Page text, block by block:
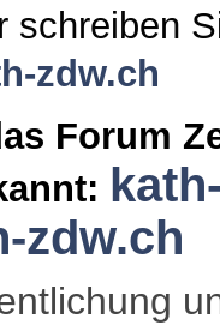
schreiben
zdw.ch
Forum
zdw.ch